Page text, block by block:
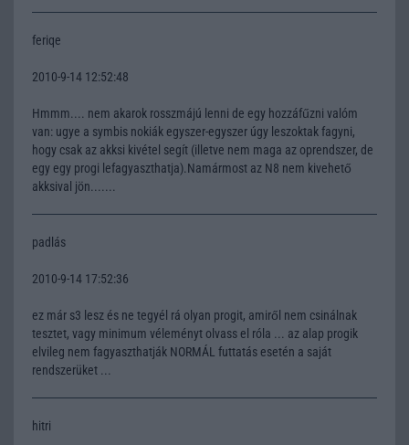
feriqe
2010-9-14 12:52:48
Hmmm.... nem akarok rosszmájú lenni de egy hozzáfűzni valóm
van: ugye a symbis nokiák egyszer-egyszer úgy leszoktak fagyni,
hogy csak az akksi kivétel segít (illetve nem maga az oprendszer, de
egy egy progi lefagyaszthatja).Namármost az N8 nem kivehető
akksival jön.......
padlás
2010-9-14 17:52:36
ez már s3 lesz és ne tegyél rá olyan progit, amiről nem csinálnak
tesztet, vagy minimum véleményt olvass el róla ... az alap progik
elvileg nem fagyaszthatják NORMÁL futtatás esetén a saját
rendszerüket ...
hitri